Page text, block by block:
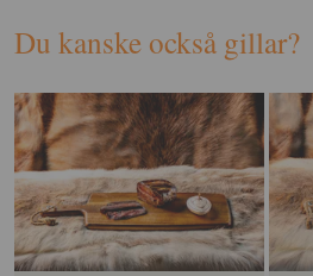
Du kanske också gillar?